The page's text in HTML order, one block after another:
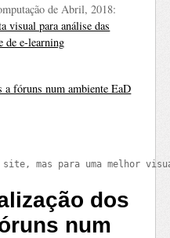
de Abril, 2018:
visual para análise das
de e-learning
a fóruns num ambiente EaD
site, mas para uma melhor